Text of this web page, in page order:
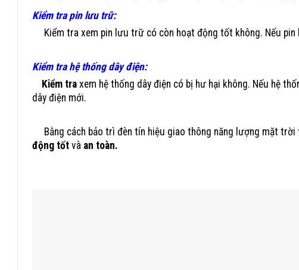
Kiểm tra pin lưu trữ:
Kiểm tra xem pin lưu trữ có còn hoạt động tốt không. Nếu
Kiểm tra hệ thống dây điện:
Kiểm tra xem hệ thống dây điện có bị hư hại không. Nếu hệ
dây điện mới.
Bằng cách bảo trì đèn tín hiệu giao thông năng lượng mặt trời
động tốt và an toàn.